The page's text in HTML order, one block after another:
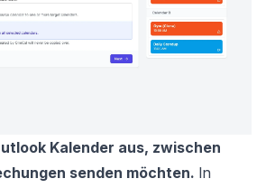
Kalender aus, zwischen
senden möchten. In